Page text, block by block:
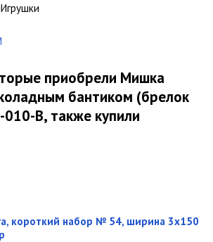
Игрушки
приобрели Мишка
бантиком (брелок
010-B, также купили
короткий набор № 54, ширина 3х150